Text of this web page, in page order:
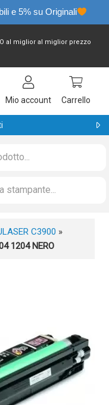
e 5% su Originali
al miglior al miglior prezzo
Mio account Carrello
C3900 »
1204 NERO